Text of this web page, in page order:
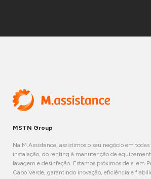
MSTN Group
Na M.Assistance, assistimos o seu negócio em
instalação, do renting à manutenção de
lavagem e desinfeção. Estamos próximos de si em
Cabo Verde, garantindo inovação, eficiência e